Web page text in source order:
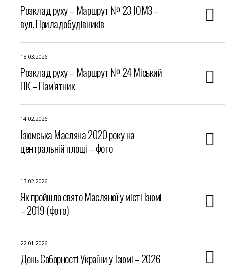
Розклад руху – Маршрут № 23 ІОМЗ –
вул. Приладобудівників
18.03.2026
Розклад руху – Маршрут № 24 Міський
ПК – Пам’ятник
14.02.2026
Ізюмська Масляна 2020 року на
центральній площі – фото
13.02.2026
Як пройшло свято Масляної у місті Ізюмі
– 2019 (фото)
22.01.2026
День Соборності України у Ізюмі – 2026